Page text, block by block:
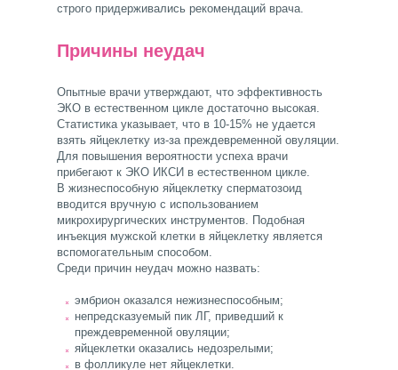
строго придерживались рекомендаций врача.
Причины неудач
Опытные врачи утверждают, что эффективность
ЭКО в естественном цикле достаточно высокая.
Статистика указывает, что в 10-15% не удается
взять яйцеклетку из-за преждевременной овуляции.
Для повышения вероятности успеха врачи
прибегают к ЭКО ИКСИ в естественном цикле.
В жизнеспособную яйцеклетку сперматозоид
вводится вручную с использованием
микрохирургических инструментов. Подобная
инъекция мужской клетки в яйцеклетку является
вспомогательным способом.
Среди причин неудач можно назвать:
эмбрион оказался нежизнеспособным;
непредсказуемый пик ЛГ, приведший к
преждевременной овуляции;
яйцеклетки оказались недозрелыми;
в фолликуле нет яйцеклетки.